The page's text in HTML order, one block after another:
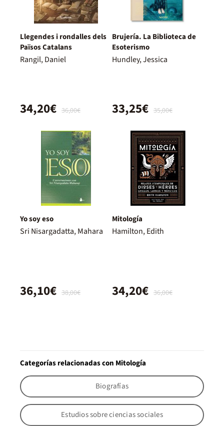
Llegendes i rondalles dels
Països Catalans
Rangil, Daniel
36,00€
34,20€
Brujería. La Biblioteca de
Esoterismo
Hundley, Jessica
35,00€
33,25€
Yo soy eso
Sri Nisargadatta, Mahara
38,00€
36,10€
Mitología
Hamilton, Edith
36,00€
34,20€
Categorías relacionadas con Mitología
Biografías
Estudios sobre ciencias sociales